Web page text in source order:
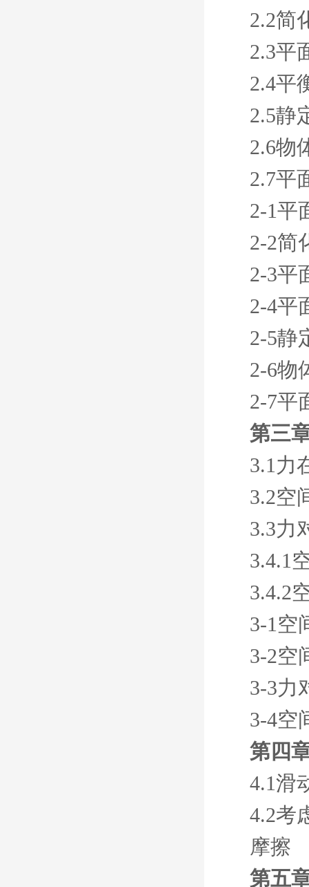
2.2简
2.3平
2.4平
2.5静
2.6物
2.7平
2-1平
2-2简
2-3平
2-4平
2-5静
2-6物
2-7平
第三
3.1力
3.2空
3.3力
3.4.1
3.4.2
3-1空
3-2空
3-3力
3-4空
第四
4.1滑
4.2考
摩擦
第五